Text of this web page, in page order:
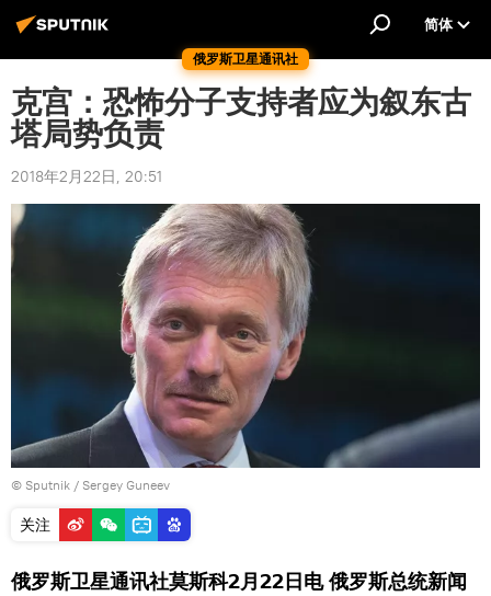
俄罗斯卫星通讯社
简体
克宫：恐怖分子支持者应为叙东古
塔局势负责
2018年2月22日, 20:51
© Sputnik / Sergey Guneev
关注
俄罗斯卫星通讯社莫斯科2月22日电 俄罗斯总统新闻